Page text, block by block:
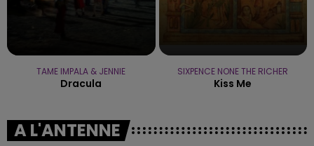
TAME IMPALA & JENNIE
Dracula
SIXPENCE NONE THE RICHER
Kiss Me
A L'ANTENNE